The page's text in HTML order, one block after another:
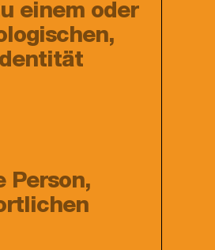
einem oder
Person,